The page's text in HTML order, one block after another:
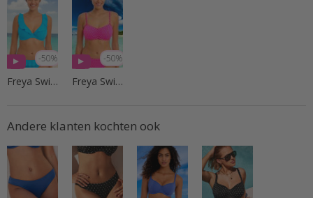
-50%
Freya Swim
-50%
Freya Swim
Andere klanten kochten ook